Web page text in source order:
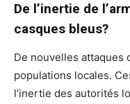
De l’inertie de
casques bleus?
De nouvelles attaques
populations locales.
l’inertie des autorités